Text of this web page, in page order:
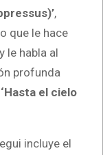
,
que le hace
y le habla al
profunda
‘Hasta el cielo
incluye el